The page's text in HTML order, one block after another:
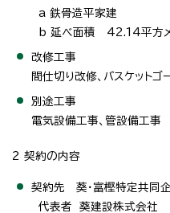
a 鉄骨造平家建
b 延べ面積 42.14平方メ
改修工事
間仕切り改修、バスケットゴ
別途工事
電気設備工事、管設備工事
2 契約の内容
契約先 葵・富樫特定共同
代表者 葵建設株式会社